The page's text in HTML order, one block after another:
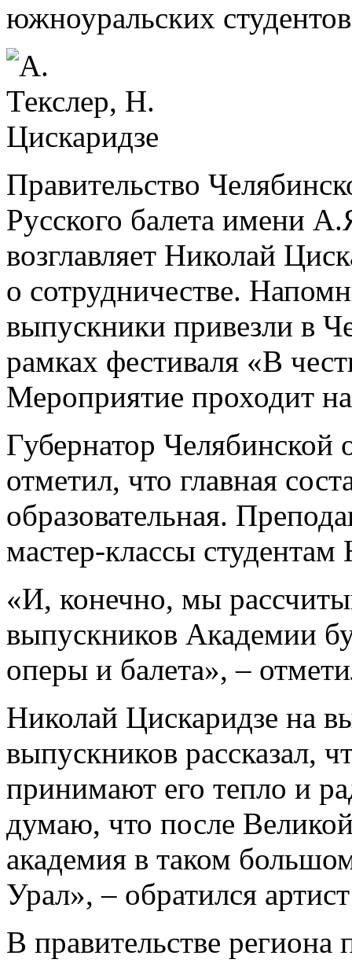
южноуральских студентов
Правительство
Русского балета имени
возглавляет Николай
о сотрудничестве.
выпускники привезли в
рамках фестиваля «В
Мероприятие проходит
Губернатор Челябинской
отметил, что главная
образовательная.
мастер-классы
«И, конечно, мы
выпускников Академии
оперы и балета», –
Николай Цискаридзе на
выпускников рассказал,
принимают его тепло и
думаю, что после
академия в таком
Урал», – обратился
В правительстве